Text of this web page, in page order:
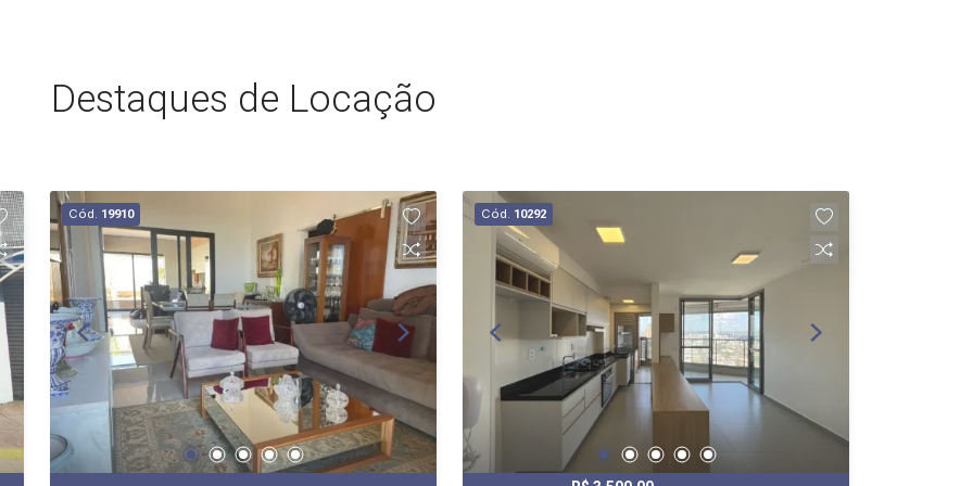
Destaques de Locação
Cód. 19910 Cód. 10292